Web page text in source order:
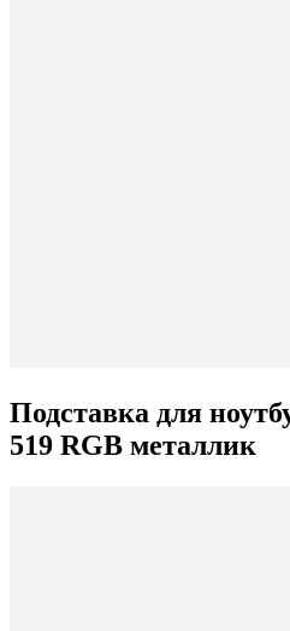
Подставка для
519 RGB металлик